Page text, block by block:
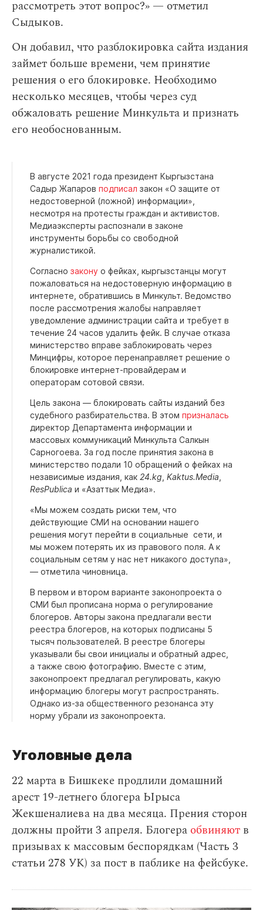
рассмотреть этот вопрос?» — отметил
Сыдыков.
Он добавил, что разблокировка сайта издания
займет больше времени, чем принятие
решения о его блокировке. Необходимо
несколько месяцев, чтобы через суд
обжаловать решение Минкульта и признать
его необоснованным.
В августе 2021 года президент Кыргызстана
Садыр Жапаров подписал закон «О защите от
недостоверной (ложной) информации»,
несмотря на протесты граждан и активистов.
Медиаэксперты распознали в законе
инструменты борьбы со свободной
журналистикой.
Согласно закону о фейках, кыргызстанцы могут
пожаловаться на недостоверную информацию в
интернете, обратившись в Минкульт. Ведомство
после рассмотрения жалобы направляет
уведомление администрации сайта и требует в
течение 24 часов удалить фейк. В случае отказа
министерство вправе заблокировать через
Минцифры, которое перенаправляет решение о
блокировке интернет-провайдерам и
операторам сотовой связи.
Цель закона — блокировать сайты изданий без
судебного разбирательства. В этом призналась
директор Департамента информации и
массовых коммуникаций Минкульта Салкын
Сарногоева. За год после принятия закона в
министерство подали 10 обращений о фейках на
независимые издания, как 24.kg Kaktus.Media
ResPublica и «Азаттык Медиа».
«Мы можем создать риски тем, что
действующие СМИ на основании нашего
решения могут перейти в социальные сети, и
мы можем потерять их из правового поля. А к
социальным сетям у нас нет никакого доступа»,
— отметила чиновница.
В первом и втором варианте законопроекта о
СМИ был прописана норма о регулирование
блогеров. Авторы закона предлагали вести
реестра блогеров, на которых подписаны 5
тысяч пользователей. В реестре блогеры
указывали бы свои инициалы и обратный адрес,
а также свою фотографию. Вместе с этим,
законопроект предлагал регулировать, какую
информацию блогеры могут распространять.
Однако из-за общественного резонанса эту
норму убрали из законопроекта.
Уголовные дела
22 марта в Бишкеке продлили домашний
арест 19-летнего блогера Ырыса
Жекшеналиева на два месяца. Прения сторон
должны пройти 3 апреля. Блогера обвиняют в
призывах к массовым беспорядкам (Часть 3
статьи 278 УК) за пост в паблике на фейсбуке.